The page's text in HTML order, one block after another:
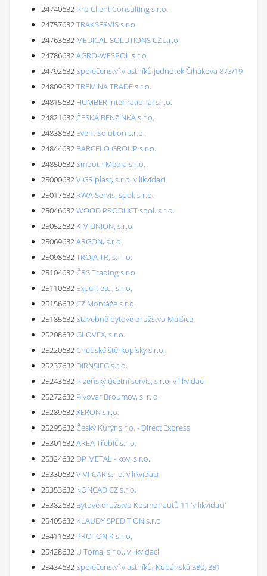
24740632 Pro Client Consulting s.r.o.
24757632TRAKSERVIS s.r.o.
24763632 MEDICAL SOLUTIONS CZ s.r.o.
24786632AGRO-WESPOL s.r.o.
24792632Společenství vlastníků jednotek Čihákova 873/19
24809632TREMINA TRADE s.r.o.
24815632 HUMBER International s.r.o.
24821632ČESKÁ BENZINKA s.r.o.
24838632 Event Solution s.r.o.
24844632 BARCELO GROUP s.r.o.
24850632Smooth Media s.r.o.
25000632VIGR plast, s.r.o. v likvidaci
25017632 RWA Servis, spol. s r.o.
25046632WOOD PRODUCT spol. s r.o.
25052632 K-V UNION, s.r.o.
25069632ARGON, s.r.o.
25098632TROJA TR, s. r. o.
25104632ČRS Trading s.r.o.
25110632 Expert etc., s.r.o.
25156632CZ Montáže s.r.o.
25185632Stavebně bytové družstvo Malšice
25208632GLOVEX, s.r.o.
25220632Chebské štěrkopísky s.r.o.
25237632 DIRNSIEG s.r.o.
25243632 Plzeňský účetní servis, s.r.o. v likvidaci
25272632 Pivovar Broumov, s. r. o.
25289632XERON s.r.o.
25295632Český Kurýr s.r.o. - Direct Express
25301632AREA Třebíč s.r.o.
25324632 DP METAL - kov, s.r.o.
25330632VIVI-CAR s.r.o. v likvidaci
25353632 KONCAD CZ s.r.o.
25382632 Bytové družstvo Kosmonautů 11 'v likvidaci'
25405632 KLAUDY SPEDITION s.r.o.
25411632 PROTON K s.r.o.
25428632 U Toma, s.r.o., v likvidaci
25434632Společenství vlastníků, Kubánská 380, 381